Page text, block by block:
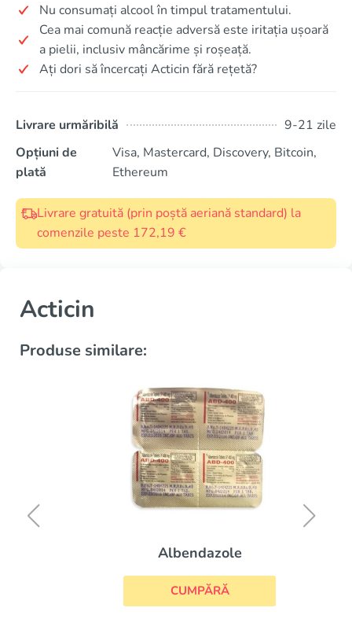
Nu consumați alcool în timpul tratamentului.
Cea mai comună reacție adversă este iritația ușoară
a pielii, inclusiv mâncărime și roșeață.
Ați dori să încercați Acticin fără rețetă?
Livrare urmăribilă
9-21 zile
Opțiuni de
plată
Visa, Mastercard, Discovery, Bitcoin,
Ethereum
Livrare gratuită (prin poștă aeriană standard) la
comenzile peste 172,19 €
Acticin
Produse similare:
Albendazole
CUMPĂRĂ